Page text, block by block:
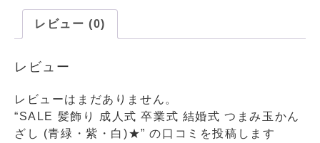
レビュー (0)
レビュー
レビューはまだありません。
“SALE 髪飾り 成人式 卒業式 結婚式 つまみ玉かん
ざし (青緑・紫・白)★” の口コミを投稿します